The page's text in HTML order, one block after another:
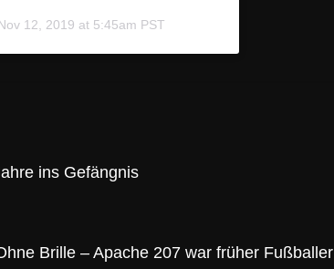
12, 2019 at 5:45am PST
ins Gefängnis
Brille – Apache 207 war früher Fußballer